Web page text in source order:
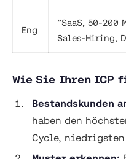
Eng
”SaaS, 50-200
Sales-Hiring,
Wie Sie Ihren ICP
Bestandskunden
haben den
Cycle, niedrigsten